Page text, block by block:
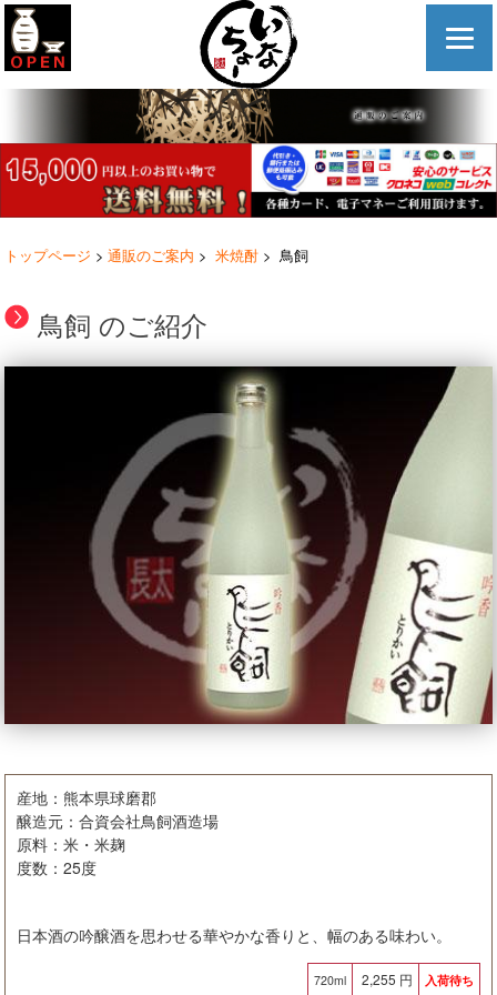
トップページ > 通販のご案内 > 米焼酎 > 鳥飼
鳥飼 のご紹介
産地：熊本県球磨郡
醸造元：合資会社鳥飼酒造場
原料：米・米麹
度数：25度
日本酒の吟醸酒を思わせる華やかな香りと、幅のある味わい。
720ml 2,255 円 入荷待ち